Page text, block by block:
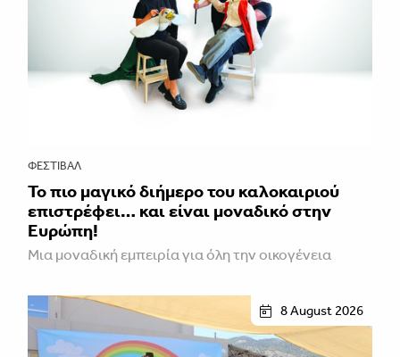
ΦΕΣΤΙΒΑΛ
Το πιο μαγικό διήμερο του καλοκαιριού
επιστρέφει… και είναι μοναδικό στην
Ευρώπη!
Μια μοναδική εμπειρία για όλη την οικογένεια
8 August 2026